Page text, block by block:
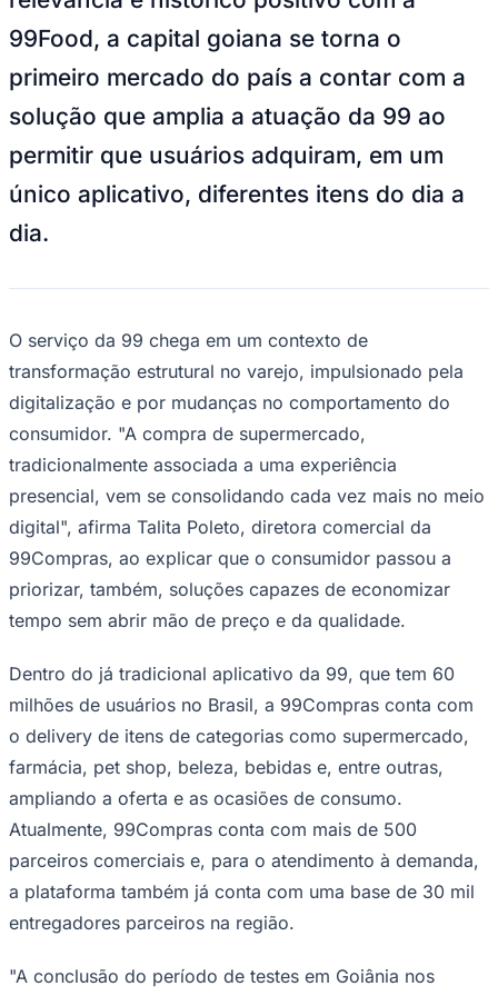
NBA
Fórmula 1
UFC
Tênis (ATP)
MLB
NHL
Atletismo
Vôlei
NBB
Competições de Futebol
Brasileirão Série B
Libertadores
Sul-Americana
Copa América
Champions League
Premier League
La Liga
Bundesliga
Times - Ir direto
99Food, a capital goiana se torna o
primeiro mercado do país a contar com a
solução que amplia a atuação da 99 ao
permitir que usuários adquiram, em um
único aplicativo, diferentes itens do dia a
dia.
O serviço da 99 chega em um contexto de
transformação estrutural no varejo, impulsionado pela
digitalização e por mudanças no comportamento do
consumidor. "A compra de supermercado,
tradicionalmente associada a uma experiência
presencial, vem se consolidando cada vez mais no meio
digital", afirma Talita Poleto, diretora comercial da
99Compras, ao explicar que o consumidor passou a
priorizar, também, soluções capazes de economizar
tempo sem abrir mão de preço e da qualidade.
Dentro do já tradicional aplicativo da 99, que tem 60
milhões de usuários no Brasil, a 99Compras conta com
o delivery de itens de categorias como supermercado,
farmácia, pet shop, beleza, bebidas e, entre outras,
ampliando a oferta e as ocasiões de consumo.
Atualmente, 99Compras conta com mais de 500
parceiros comerciais e, para o atendimento à demanda,
a plataforma também já conta com uma base de 30 mil
entregadores parceiros na região.
"A conclusão do período de testes em Goiânia nos